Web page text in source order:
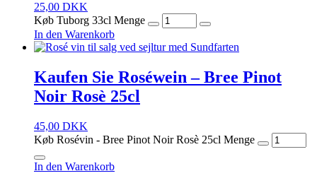
25,00 DKK
Køb Tuborg 33cl Menge
In den Warenkorb
Kaufen Sie Roséwein – Bree Pinot
Noir Rosè 25cl
45,00 DKK
Køb Rosévin - Bree Pinot Noir Rosè 25cl Menge
In den Warenkorb